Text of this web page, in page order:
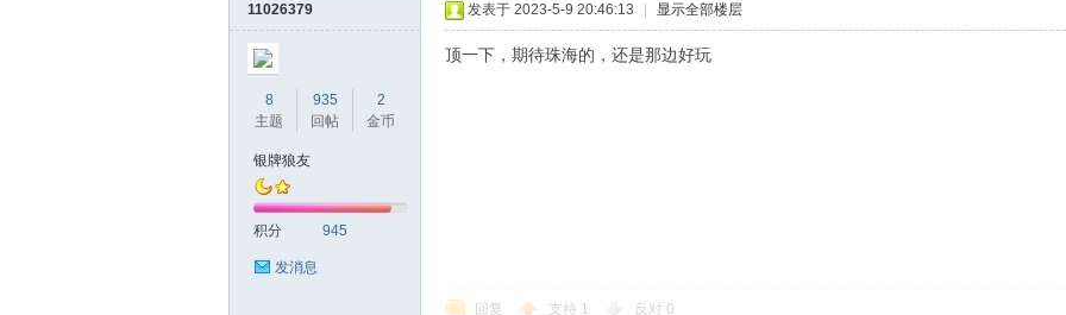
11026379
8
主题
935
回帖
2
金币
银牌狼友
积分 945
发消息
发表于 2023-5-9 20:46:13 显示全部楼层
顶一下，期待珠海的，还是那边好玩
回复 支持 1 反对 0